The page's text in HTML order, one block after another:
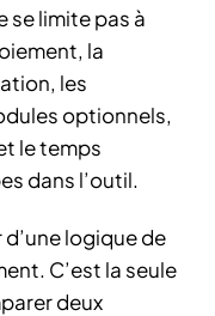
se limite pas à
la
les
optionnels,
le temps
dans l’outil.
d’une logique de
C’est la seule
deux